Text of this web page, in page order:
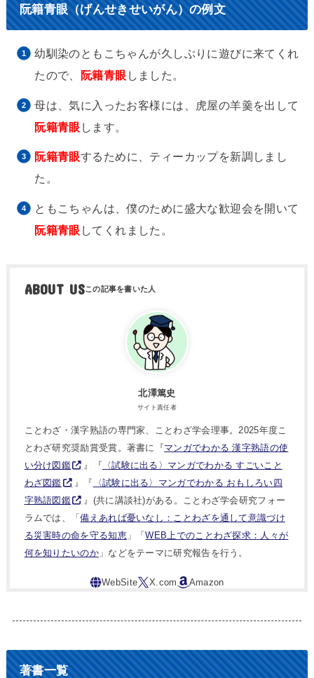
阮籍青眼（げんせきせいがん）の例文
幼馴染のともこちゃんが久しぶりに遊びに来てくれ
たので、
阮籍青眼 しました。
母は、気に入ったお客様には、虎屋の羊羹を出して
阮籍青眼 します。
阮籍青眼するために、ティーカップを新調しまし
た。
ともこちゃんは、僕のために盛大な歓迎会を開いて
阮籍青眼 してくれました。
ABOUT US
北澤篤史
サイト責任者
ことわざ・漢字熟語の専門家、ことわざ学会理事。2025年度こ
とわざ研究奨励賞受賞。著書に『マンガでわかる 漢字熟語の使
い分け図鑑
』『 〈試験に出る〉マンガでわかる すごいこと
わざ図鑑
』『
〈試験に出る〉マンガでわかる おもしろい四
字熟語図鑑
』(共に講談社)がある。ことわざ学会研究フォー
ラムでは、「備えあれば憂いなし：ことわざを通して意識づけ
る災害時の命を守る知恵」「WEB上でのことわざ探求：人々が
何を知りたいのか」などをテーマに研究報告を行う。
著書一覧